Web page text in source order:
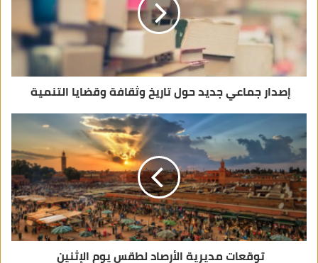
إصدار جماعي جديد حول تاريخ وثقافة وقضايا التنمية
توقعات مديرية الأرصاد لطقس يوم الإثنين